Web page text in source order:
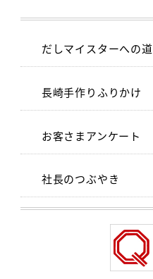
だしマイスターへの道
長崎手作りふりかけ
お客さまアンケート
社長のつぶやき